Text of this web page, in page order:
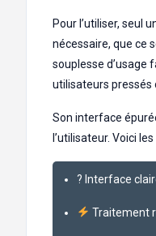
Pour l’utiliser, seul
nécessaire, que ce
souplesse d’usage
utilisateurs pressés
Son interface
l’utilisateur. Voici
? Interface
Traitement